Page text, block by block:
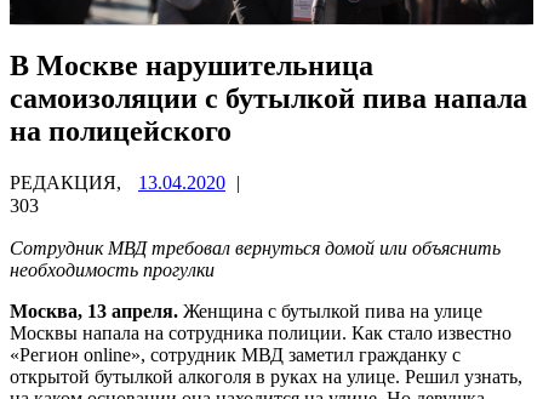
В Москве нарушительница
самоизоляции с бутылкой пива напала
на полицейского
РЕДАКЦИЯ, 13.04.2020 |
303
Сотрудник МВД требовал вернуться домой или объяснить
необходимость прогулки
Москва, 13 апреля. Женщина с бутылкой пива на улице
Москвы напала на сотрудника полиции. Как стало известно
«Регион online», сотрудник МВД заметил гражданку с
открытой бутылкой алкоголя в руках на улице. Решил узнать,